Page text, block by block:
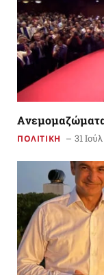
ΠΟΛΙΤΙΚΗ 31